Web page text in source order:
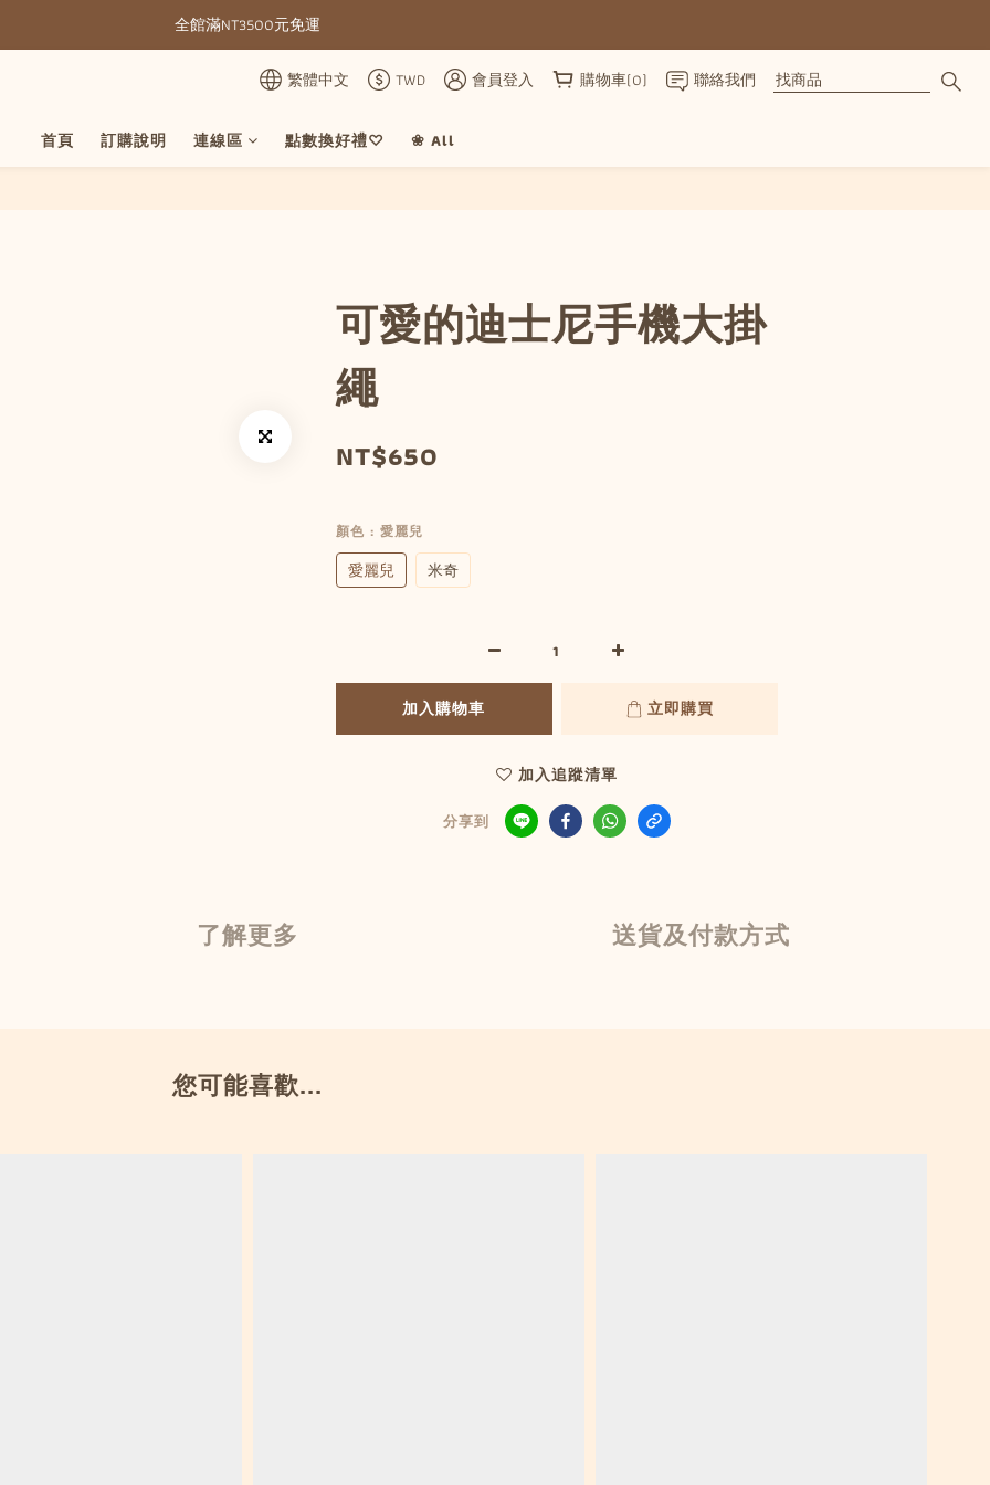
全館滿NT3500元免運
全館滿NT3500元免運
部分現貨＋預購20-30天不含假日
繁體中文 TWD 會員登入 購物車(0) 聯絡我們
首頁 訂購說明 連線區 點數換好禮♡ ❀ All
可愛的迪士尼手機大掛
繩
NT$650
顏色 : 愛麗兒
愛麗兒 米奇
加入購物車 立即購買
加入追蹤清單
分享到
了解更多 送貨及付款方式
您可能喜歡...